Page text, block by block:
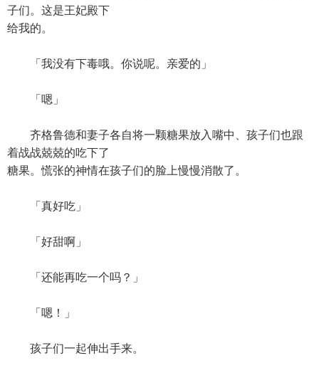
子们。这是王妃殿下
给我的。
「我没有下毒哦。你说呢。亲爱的」
「嗯」
齐格鲁德和妻子各自将一颗糖果放入嘴中、孩子们也跟
着战战兢兢的吃下了
糖果。慌张的神情在孩子们的脸上慢慢消散了。
「真好吃」
「好甜啊」
「还能再吃一个吗？」
「嗯！」
孩子们一起伸出手来。